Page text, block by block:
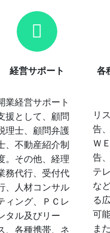
経営サポート
業経営サポート
援として、顧問
理士、顧問弁護
、不動産紹介制
。その他、経理
務代行、受付代
、人材コンサル
ィング、ＰＣレ
タル及びリー
、各種携帯、ネ
各
リ
告
Ｗ
告
テ
な
る
可
ま